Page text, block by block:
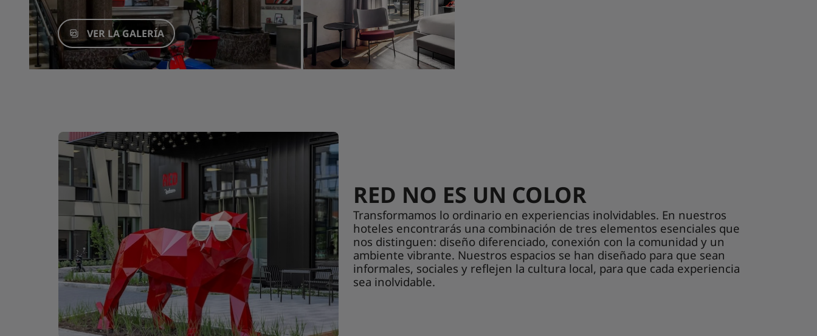
VER LA GALERÍA
RED NO ES UN COLOR
Transformamos lo ordinario en experiencias inolvidables. En nuestros
hoteles encontrarás una combinación de tres elementos esenciales que
nos distinguen: diseño diferenciado, conexión con la comunidad y un
ambiente vibrante. Nuestros espacios se han diseñado para que sean
informales, sociales y reflejen la cultura local, para que cada experiencia
sea inolvidable.